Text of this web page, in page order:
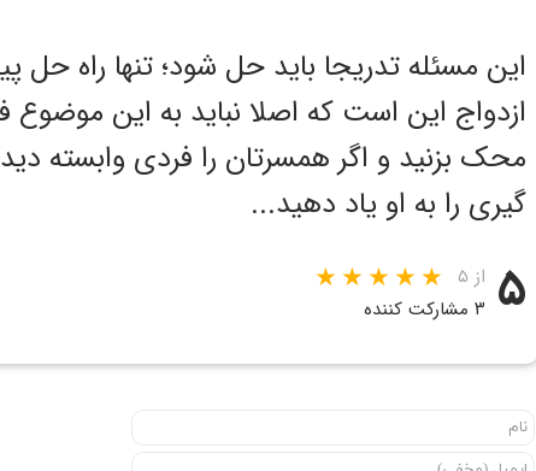
این مسئله تدریجا باید حل شود؛ تنها راه حل
ازدواج این است که اصلا نباید به این موضوع
محک بزنید و اگر همسرتان را فردی وابسته
گیری را به او یاد دهید...
۵ از ۵
۳ مشارکت کننده